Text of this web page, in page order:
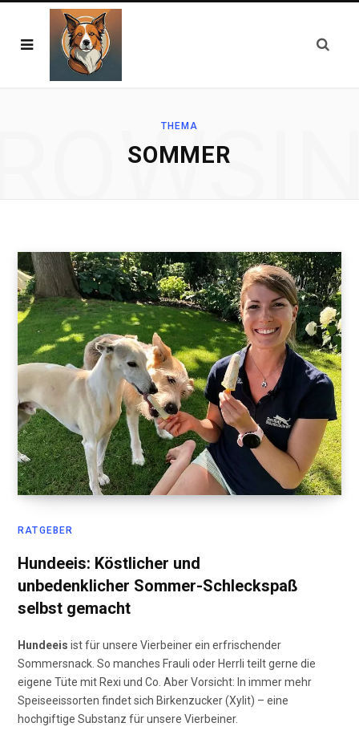
THEMA
SOMMER
RATGEBER
Hundeeis: Köstlicher und
unbedenklicher Sommer-Schleckspaß
selbst gemacht
Hundeeis ist für unsere Vierbeiner ein erfrischender
Sommersnack. So manches Frauli oder Herrli teilt gerne die
eigene Tüte mit Rexi und Co. Aber Vorsicht: In immer mehr
Speiseeissorten findet sich Birkenzucker (Xylit) – eine
hochgiftige Substanz für unsere Vierbeiner.